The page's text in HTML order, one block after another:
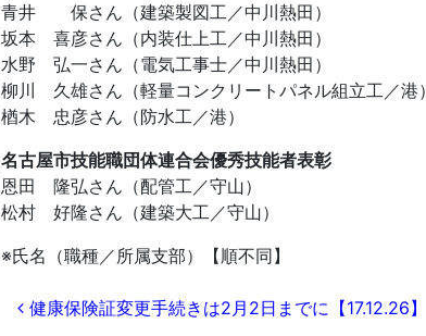
青井 保さん（建築製図工／中川熱田）
坂本 喜彦さん（内装仕上工／中川熱田）
水野 弘一さん（電気工事士／中川熱田）
柳川 久雄さん（軽量コンクリートパネル組立工／港）
楢木 忠彦さん（防水工／港）
名古屋市技能職団体連合会優秀技能者表彰
恩田 隆弘さん（配管工／守山）
松村 好隆さん（建築大工／守山）
※氏名（職種／所属支部）【順不同】
投稿ナビゲーション
健康保険証変更手続きは2月2日までに【17.12.26】